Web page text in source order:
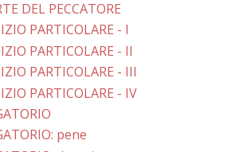
DEL PECCATORE
PARTICOLARE - I
PARTICOLARE - II
PARTICOLARE - III
PARTICOLARE - IV
pene